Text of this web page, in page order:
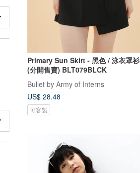
Primary Sun Skirt - 黑色 / 泳衣罩衫
(分開售賣) BLT079BLCK
Bullet by Army of Interns
US$ 28.48
可客製